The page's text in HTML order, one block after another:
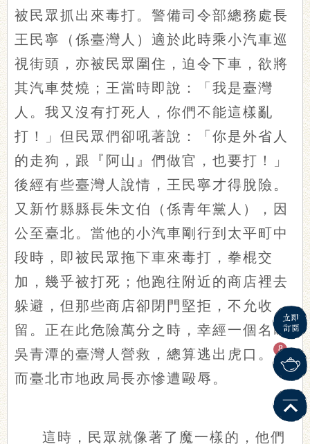
被民眾抓出來毒打。警備司令部總務處長
王民寧（係臺灣人）適於此時乘小汽車巡
視街頭，亦被民眾圍住，迫令下車，欲將
其汽車焚燒；王當時即說：「我是臺灣
人。我又沒有打死人，你們不能這樣亂
打！」但民眾們卻吼著說：「你是外省人
的走狗，跟『阿山』們做官，也要打！」
後經有些臺灣人說情，王民寧才得脫險。
又新竹縣縣長朱文伯（係青年黨人），因
公至臺北。當他的小汽車剛行到太平町中
段時，即被民眾拖下車來毒打，拳棍交
加，幾乎被打死；他跑往附近的商店裡去
躲避，但那些商店卻閉門堅拒，不允收
留。正在此危險萬分之時，幸經一個名叫
吳青潭的臺灣人營救，總算逃出虎口。
8
而臺北市地政局長亦慘遭毆辱。
這時，民眾就像著了魔一樣的，他們